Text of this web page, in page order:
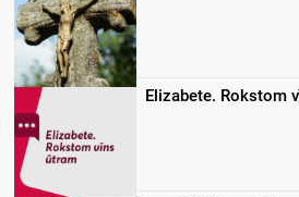
Elizabete. Rokstom